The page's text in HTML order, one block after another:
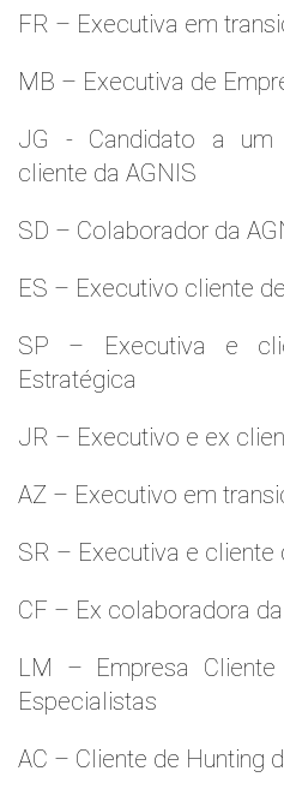
FR – Executiva em
MB – Executiva de
JG - Candidato a um
cliente da AGNIS
SD – Colaborador da
ES – Executivo cliente
SP – Executiva e
Estratégica
JR – Executivo e ex
AZ – Executivo em
SR – Executiva e cliente
CF – Ex colaboradora
LM – Empresa
Especialistas
AC – Cliente de Hunting